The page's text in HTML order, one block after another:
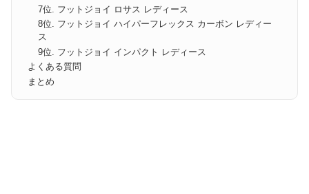
7位. フットジョイ ロサス レディース
8位. フットジョイ ハイパーフレックス カーボン レディー
ス
9位. フットジョイ インパクト レディース
よくある質問
まとめ